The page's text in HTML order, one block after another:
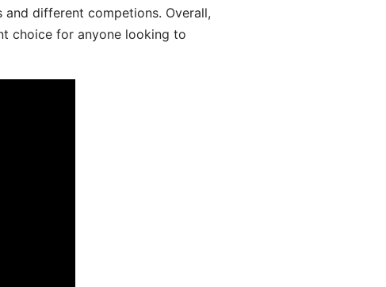
different competions. Overall,
choice for anyone looking to